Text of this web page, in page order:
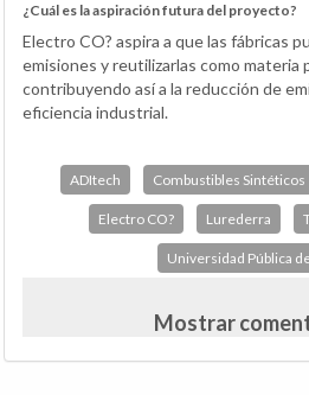
¿Cuál es la aspiración futura del proyecto?
Electro CO? aspira a que las fábricas
emisiones y reutilizarlas como materia
contribuyendo así a la reducción de
eficiencia industrial.
ADItech Combustibles Sintéticos
Electro CO? Lurederra
Universidad Pública
Mostrar